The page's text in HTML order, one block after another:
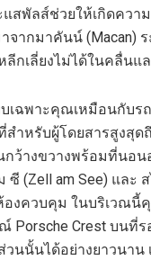
สพัลส์ช่วยให้เกิดควา
จากมาคันน์ (Macan)
กเลี่ยงไม่ได้ในคลื่นแ
เฉพาะคุณเหมือนกับร
ำหรับผู้โดยสารสูงสุด
กว้างขวางพร้อมที่นอ
ซี (Zell am See) และ
งควบคุม ในบริเวณนี
Porsche Crest บนที่ร
วนนั้นได้อย่างยาวนาน